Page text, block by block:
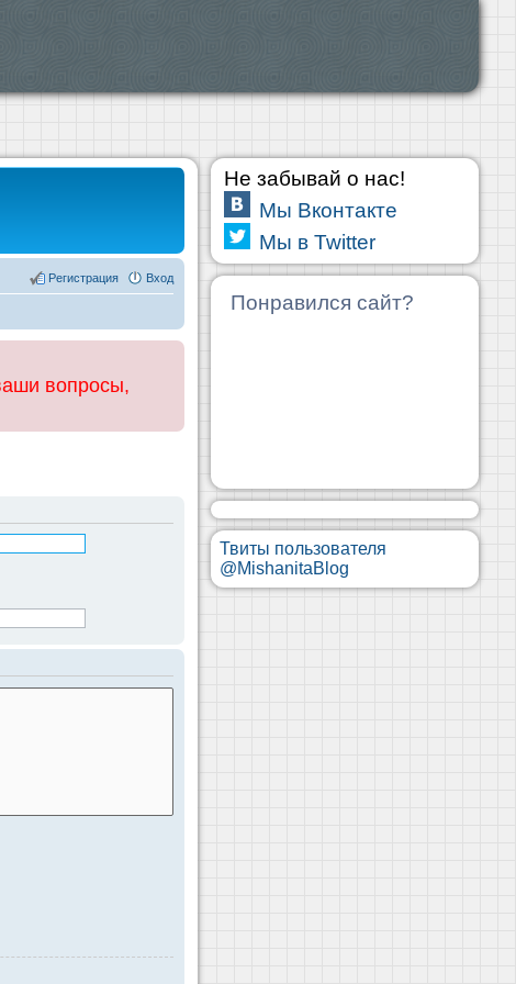
Вход
Регистрация
вопросы,
Не забывай о нас!
Мы Вконтакте
Мы в Twitter
Понравился сайт?
Твиты пользователя
@MishanitaBlog